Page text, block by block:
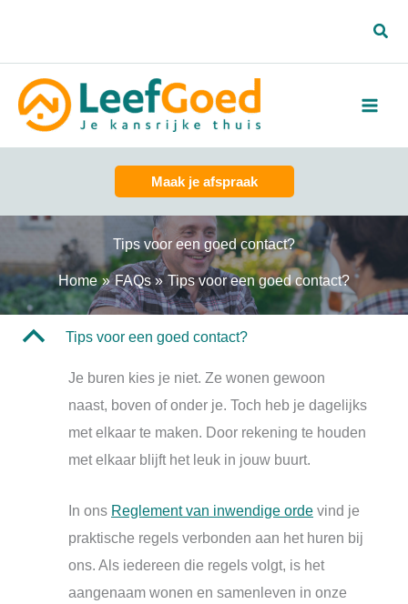
de
inhoud
Maak je afspraak
Tips voor een goed contact?
Home FAQs Tips voor een goed contact?
B Tips voor een goed contact?
Je buren kies je niet. Ze wonen gewoon
naast, boven of onder je. Toch heb je dagelijks
met elkaar te maken. Door rekening te houden
met elkaar blijft het leuk in jouw buurt.
In ons Reglement van inwendige orde vind je
praktische regels verbonden aan het huren bij
ons. Als iedereen die regels volgt, is het
aangenaam wonen en samenleven in onze